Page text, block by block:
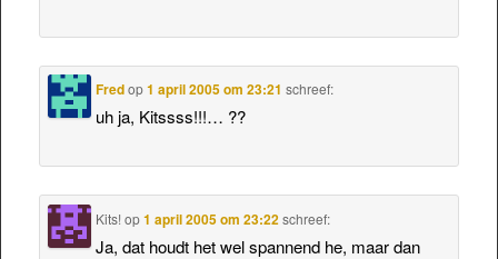
Fredop1 april 2005 om 23:21 schreef:
uh ja, Kitssss!!!… ??
Kits! op1 april 2005 om 23:22 schreef:
Ja, dat houdt het wel spannend he, maar dan